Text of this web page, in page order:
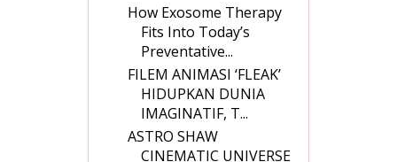
How Exosome Therapy
Fits Into Today’s
Preventative...
FILEM ANIMASI ‘FLEAK’
HIDUPKAN DUNIA
IMAGINATIF, T...
ASTRO SHAW
CINEMATIC UNIVERSE